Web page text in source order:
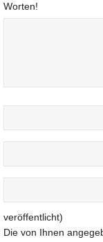
Worten!
veröffentlicht)
Die von Ihnen